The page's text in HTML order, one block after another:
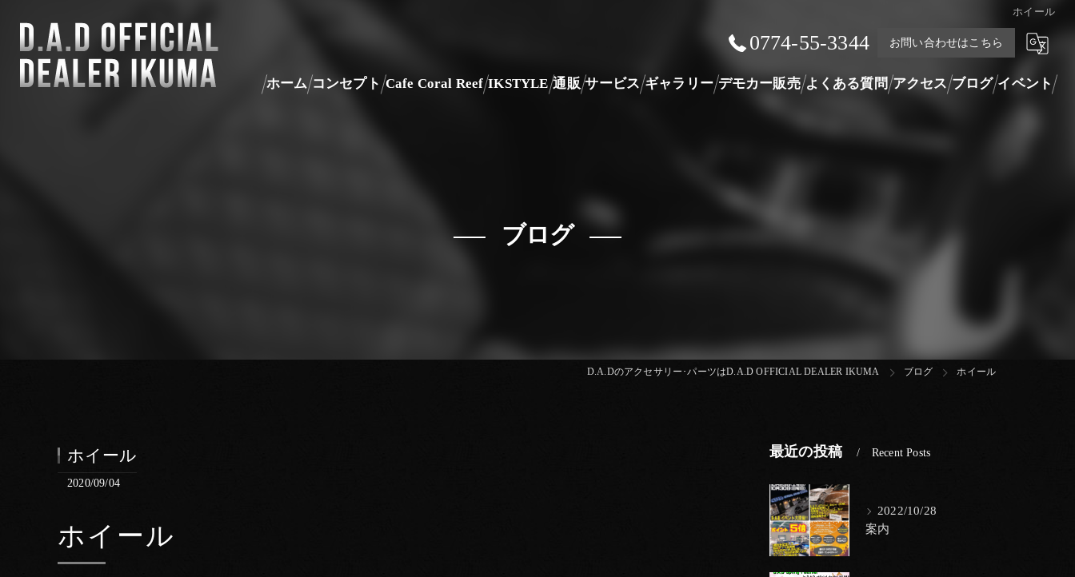
ホイール
0774-55-3344 お問い合わせはこちら
ホーム コンセプト Cafe Coral Reef IKSTYLE 通販 サービス ギャラリー デモカー販売 よくある質問 アクセス ブログ イベント
ブログ
D.A.Dのアクセサリー･パーツはD.A.D OFFICIAL DEALER IKUMA ブログ ホイール
ホイール
2020/09/04
ホイール
最近の投稿 Recent Posts
2022/10/28
案内